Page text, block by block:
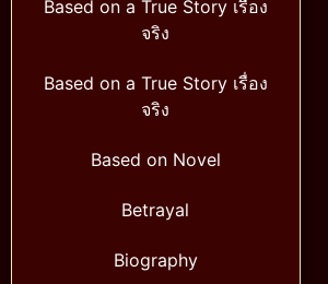
Based on a True Story เรื่อง
จริง
Based on a True Story เรื่อง
จริง
Based on Novel
Betrayal
Biography